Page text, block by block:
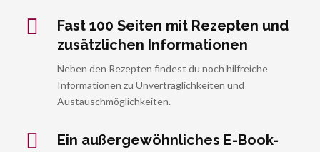
Fast 100 Seiten mit Rezepten und
zusätzlichen Informationen
Neben den Rezepten findest du noch hilfreiche
Informationen zu Unverträglichkeiten und
Austauschmöglichkeiten.
Ein außergewöhnliches E-Book-